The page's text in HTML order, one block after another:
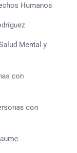
Humanos
Mental y
con
con